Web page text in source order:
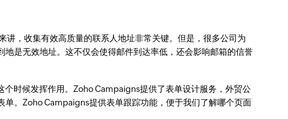
，收集有效高质量的联系人地址非常关键。但是，很多公司为
是无效地址。这不仅会使得邮件到达率低，还会影响邮箱的信誉
时候发挥作用。Zoho Campaigns提供了表单设计服务，外贸公
。Zoho Campaigns提供表单跟踪功能，便于我们了解哪个页面